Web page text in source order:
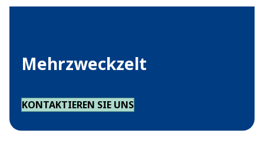
Mehrzweckzelt
KONTAKTIEREN SIE UNS